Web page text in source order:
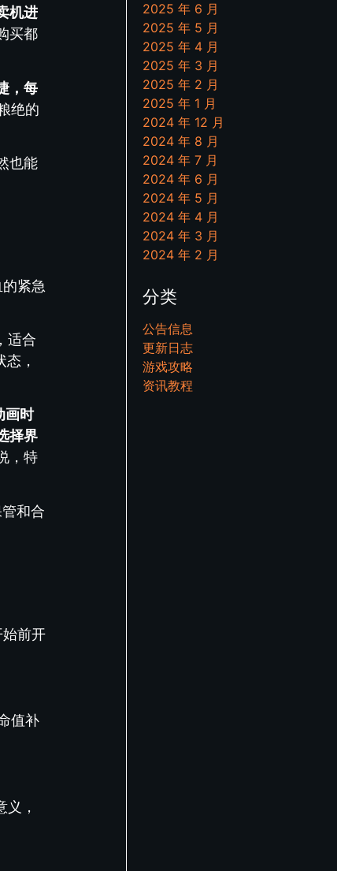
机进
买都
，每
绝的
也能
紧急
适合
，
画时
择界
，特
和合
前开
值补
，
2025 年 6 月
2025 年 5 月
2025 年 4 月
2025 年 3 月
2025 年 2 月
2025 年 1 月
2024 年 12 月
2024 年 8 月
2024 年 7 月
2024 年 6 月
2024 年 5 月
2024 年 4 月
2024 年 3 月
2024 年 2 月
分类
公告信息
更新日志
游戏攻略
资讯教程